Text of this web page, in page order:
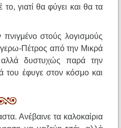
γιατί θα φύγει και θα τα
στούς λογισμούς
Πέτρος από την Μικρά
δυστυχώς παρά την
του έφυγε στον κόσμο και
Ανέβαινε τα καλοκαίρια